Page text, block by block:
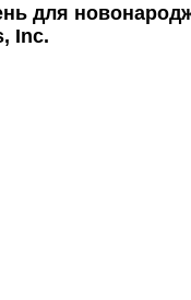
для
Inc.